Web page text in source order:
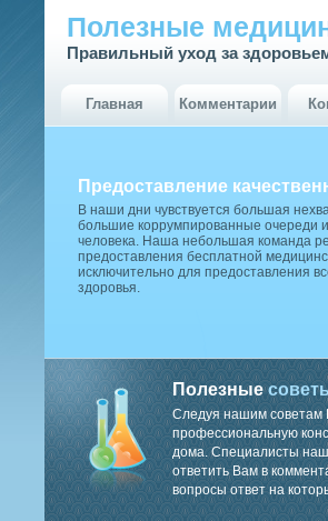
Полезные
Правильный уход за
Главная Комментарии
Предоставление
В наши дни чувствуется большая
большие коррумпированные очереди
человека. Наша небольшая команда
предоставления бесплатной
исключительно для предоставления
здоровья.
Полезные
Следуя нашим советам
профессиональную
дома. Специалисты
ответить Вам в
вопросы ответ на